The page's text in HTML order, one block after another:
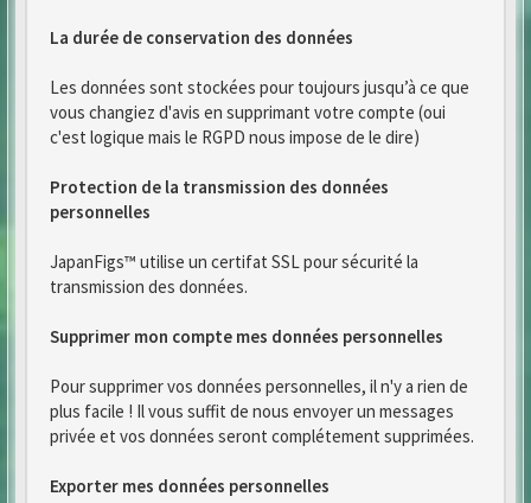
La durée de conservation des données
Les données sont stockées pour toujours jusqu’à ce que
vous changiez d'avis en supprimant votre compte (oui
c'est logique mais le RGPD nous impose de le dire)
Protection de la transmission des données
personnelles
JapanFigs™ utilise un certifat SSL pour sécurité la
transmission des données.
Supprimer mon compte mes données personnelles
Pour supprimer vos données personnelles, il n'y a rien de
plus facile ! Il vous suffit de nous envoyer un messages
privée et vos données seront complétement supprimées.
Exporter mes données personnelles